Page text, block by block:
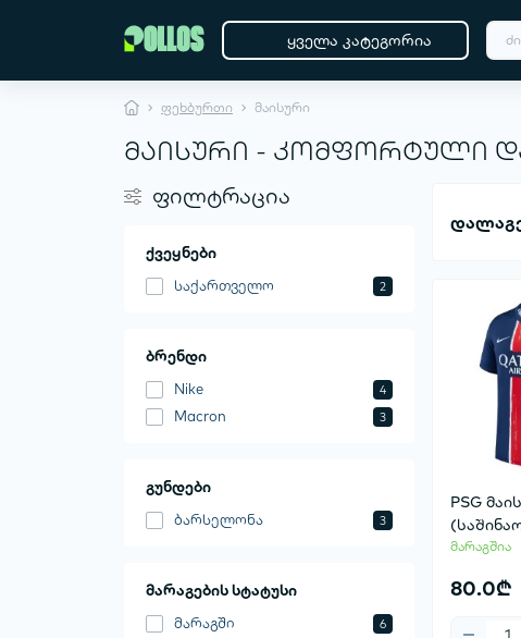
ყველა კატეგორია
ფეხბურთი მაისური
მაისური - კომფორტული
ფილტრაცია
ქვეყნები
საქართველო 2
ბრენდი
Nike 4
Macron 3
გუნდები
ბარსელონა 3
მარაგების სტატუსი
მარაგში 6
PSG
მარაგშია
80.0₾